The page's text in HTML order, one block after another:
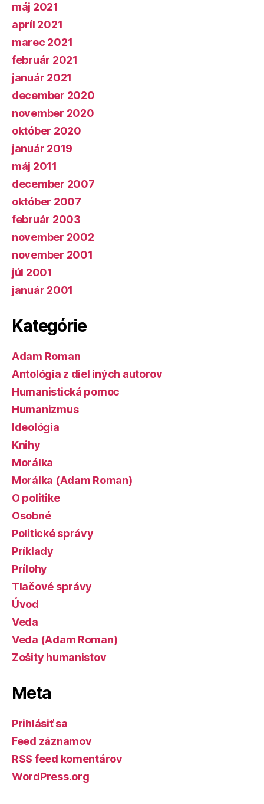
máj 2021
apríl 2021
marec 2021
február 2021
január 2021
december 2020
november 2020
október 2020
január 2019
máj 2011
december 2007
október 2007
február 2003
november 2002
november 2001
júl 2001
január 2001
Kategórie
Adam Roman
Antológia z diel iných autorov
Humanistická pomoc
Humanizmus
Ideológia
Knihy
Morálka
Morálka (Adam Roman)
O politike
Osobné
Politické správy
Príklady
Prílohy
Tlačové správy
Úvod
Veda
Veda (Adam Roman)
Zošity humanistov
Meta
Prihlásiť sa
Feed záznamov
RSS feed komentárov
WordPress.org